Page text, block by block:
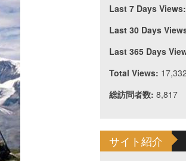
Last 7 Days Views:
Last 30 Days
Last 365 Days
Total Views: 17,332
総訪問者数: 8,817
サイト紹介